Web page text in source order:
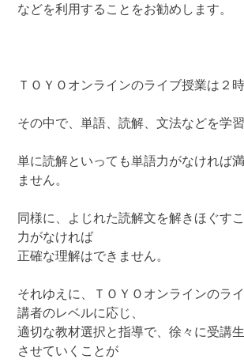
などを利用することをお勧めします。
ＴＯＹＯオンラインのライブ授業は２時
その中で、単語、読解、文法などを学習
単に読解といっても単語力がなければ
ません。
同様に、よじれた読解文を解きほぐす
力がなければ
正確な理解はできません。
それゆえに、ＴＯＹＯオンラインのラ
講者のレベルに応じ、
適切な教材選択と指導で、徐々に受講
させていくことが